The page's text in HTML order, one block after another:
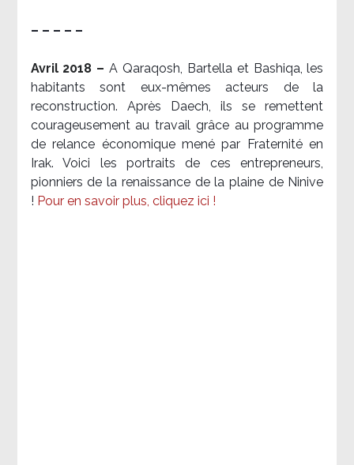
– – – – –
Avril 2018 –A Qaraqosh, Bartella et Bashiqa, les
habitants sont eux-mêmes acteurs de la
reconstruction. Après Daech, ils se remettent
courageusement au travail grâce au programme
de relance économique mené par Fraternité en
Irak. Voici les portraits de ces entrepreneurs,
pionniers de la renaissance de la plaine de Ninive
! Pour en savoir plus, cliquez ici !